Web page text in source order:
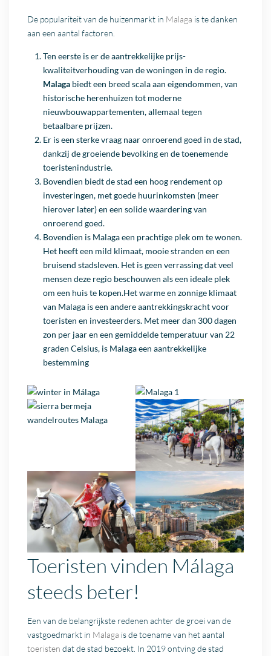
De populariteit van de huizenmarkt in Malaga is te danken
aan een aantal factoren.
Ten eerste is er de aantrekkelijke prijs-
kwaliteitverhouding van de woningen in de regio.
Malaga biedt een breed scala aan eigendommen, van
historische herenhuizen tot moderne
nieuwbouwappartementen, allemaal tegen
betaalbare prijzen.
Er is een sterke vraag naar onroerend goed in de stad,
dankzij de groeiende bevolking en de toenemende
toeristenindustrie.
Bovendien biedt de stad een hoog rendementop
investeringen, met goede huurinkomsten (meer
hierover later) en een solide waardering van
onroerend goed.
Bovendien is Malagaeen prachtige plek om te wonen.
Het heeft een mild klimaat, mooie stranden en een
bruisend stadsleven. Het is geen verrassing dat veel
mensen deze regio beschouwen als een ideale plek
om een huis te kopen.Het warme en zonnige klimaat
van Malaga is een andere aantrekkingskracht voor
toeristen en investeerders. Met meer dan 300 dagen
zon per jaar en een gemiddeldetemperatuurvan 22
graden Celsius, is Malagaeen aantrekkelijke
bestemming
Toeristen vinden Málaga
steeds beter!
Een van de belangrijkste redenen achter de groei van de
vastgoedmarkt in Malaga is de toename van het aantal
toeristen dat de stad bezoekt. In 2019 ontving de stad